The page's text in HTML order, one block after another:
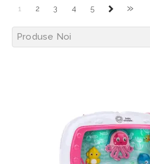
1 2 3 4 5 »